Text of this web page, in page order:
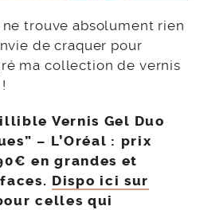
ne trouve absolument rien
de craquer pour
ma collection de vernis
Vernis Gel Duo
– L’Oréal : prix
en grandes et
Dispo ici sur
celles qui